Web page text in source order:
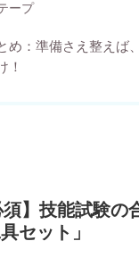
ープ
め：準備さえ整えば
！
】技能試験の
セット」